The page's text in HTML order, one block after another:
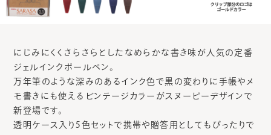
にじみにくくさらさらとしたなめらかな書き味が人気の定番
ジェルインクボールペン。
万年筆のような深みのあるインク色で黒の変わりに手帳やメ
モ書きにも使えるビンテージカラーがスヌーピーデザインで
新登場です。
透明ケース入り5色セットで携帯や贈答用としてもぴったりで